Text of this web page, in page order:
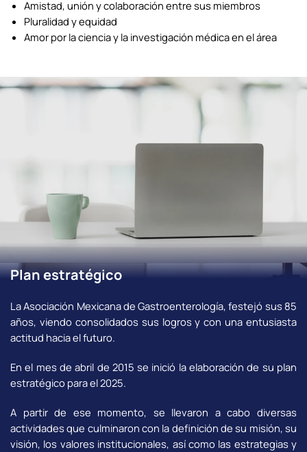
Amistad, unión y colaboración entre sus miembros
Pluralidad y equidad
Amor por la ciencia y la investigación médica en el área
Plan estratégico
La Asociación Mexicana de Gastroenterología, festejó sus 85
años, viendo consolidados sus logros y con una entusiasta
actitud hacia el futuro.
En el mes de abril de 2015 se inició la elaboración de su plan
estratégico para el 2025.
A partir de ese momento, se llevaron a cabo diversas
actividades que culminaron con la definición de su misión, su
visión, los valores institucionales, así como las estrategias y